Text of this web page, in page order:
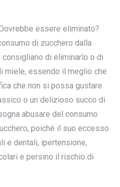
essere eliminato?
di zucchero dalla
di eliminarlo o di
miele, essendo il meglio che
che non si possa gustare
o un delizioso succo di
abusare del consumo
poiché il suo eccesso
e dentali, ipertensione,
e persino il rischio di